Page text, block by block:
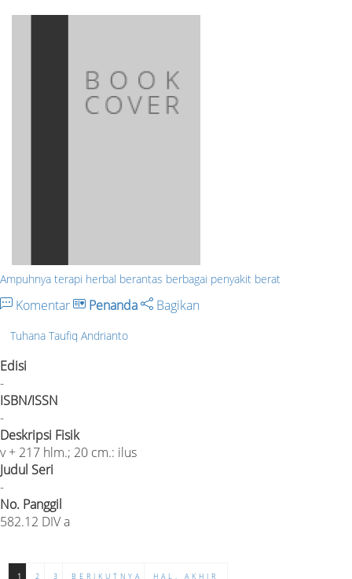
Ampuhnya terapi herbal berantas berbagai penyakit berat
Komentar Penanda Bagikan
Tuhana Taufiq Andrianto
Edisi
-
ISBN/ISSN
-
Deskripsi Fisik
v + 217 hlm.; 20 cm.: ilus
Judul Seri
-
No. Panggil
582.12 DIV a
1 2 3 BERIKUTNYA HAL. AKHIR